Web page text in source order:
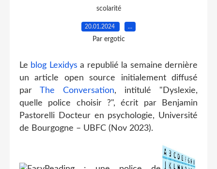
scolarité
20.01.2024 …
Par ergotic
Le blog Lexidysa republié la semaine dernière
un article open source initialement diffusé
par The Conversation, intitulé "Dyslexie,
quelle police choisir ?", écrit par Benjamin
Pastorelli Docteur en psychologie, Université
de Bourgogne – UBFC (Nov 2023).